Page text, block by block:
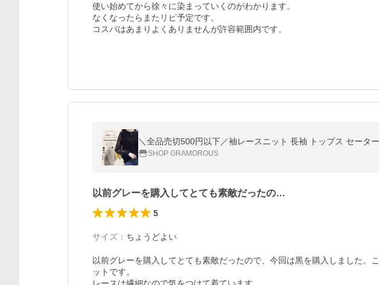
使い始めてから徐々に染まっていくのがわかります。
なくなったらまたリピ予定です。
コスパはあまりよくありませんが許容範囲内です。
＼全品売切500円以下／袖レースニット 長袖 トップス セータ
SHOP GRAMOROUS
以前グレーを購入してとても素敵だったの…
5
サイズ ： ちょうどよい
以前グレーを購入してとても素敵だったので、今回は黒を購入しました。
ットです。